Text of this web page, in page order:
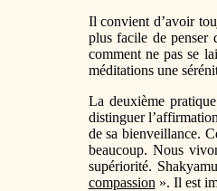
Il convient d’avoir
plus facile de penser
comment ne pas se
méditations une
La deuxième
distinguer
de sa bienveillance.
beaucoup. Nous
supériorité.
compassion ». Il est